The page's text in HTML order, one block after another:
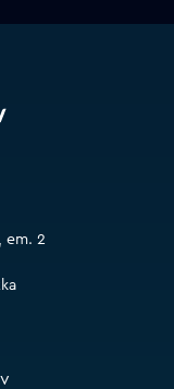
ет. 2